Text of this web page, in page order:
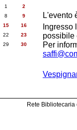
L'evento
possibile
Per
1
2
8
9
15
16
22
23
29
30
Rete